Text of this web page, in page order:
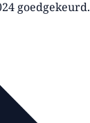
goedgekeurd.